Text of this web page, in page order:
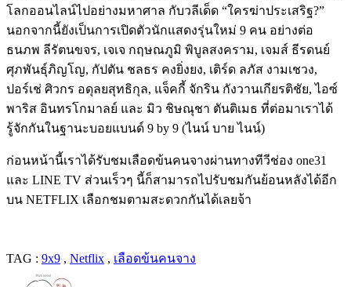
โลกออนไลน์ไปอย่างมหาศาล กับวลีเด็ด “ใครฆ่าประเสริฐ?”
นอกจากนี้ยังเป็นการเปิดตัวนักแสดงรุ่นใหม่ 9 คน อย่างต่อ
ธนภพ ลีรัตนขจร, เจเจ กฤษณภูมิ พิบูลสงคราม, เจมส์ ธีรดนย์
ศุภพันธุ์ภิญโญ, กัปตัน ชลธร คงยิ่งยง, เติร์ด ลภัส งามเชวง,
ปอร์เช่ ศิวกร อดุลยสุทธิกุล, แจ็คกี้ จักริน กังวานเกียรติชัย, ไอซ์
พาริส อินทรโกมาลย์ และ มิว ชิษณุชา ตันติเมธ ที่ต่อมาเราได้
รู้จักกันในฐานะบอยแบนด์​ 9 by 9 (ไนน์ บาย ไนน์)
ก่อนหน้านี้เราได้รับชมเลือดข้นคนจางผ่านทางทีวีช่อง one31
และ LINE TV ส่วนเร็วๆ นี้ก็สามารถไปรับชมกันย้อนหลังได้อีก
บน NETFLIX เลือกชมตามสะดวกกันได้เลยจ้า
TAG : 9x9 , Netflix , เลือดข้นคนจาง